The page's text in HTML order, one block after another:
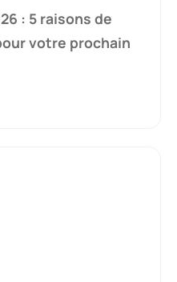
: 5 raisons de
votre prochain